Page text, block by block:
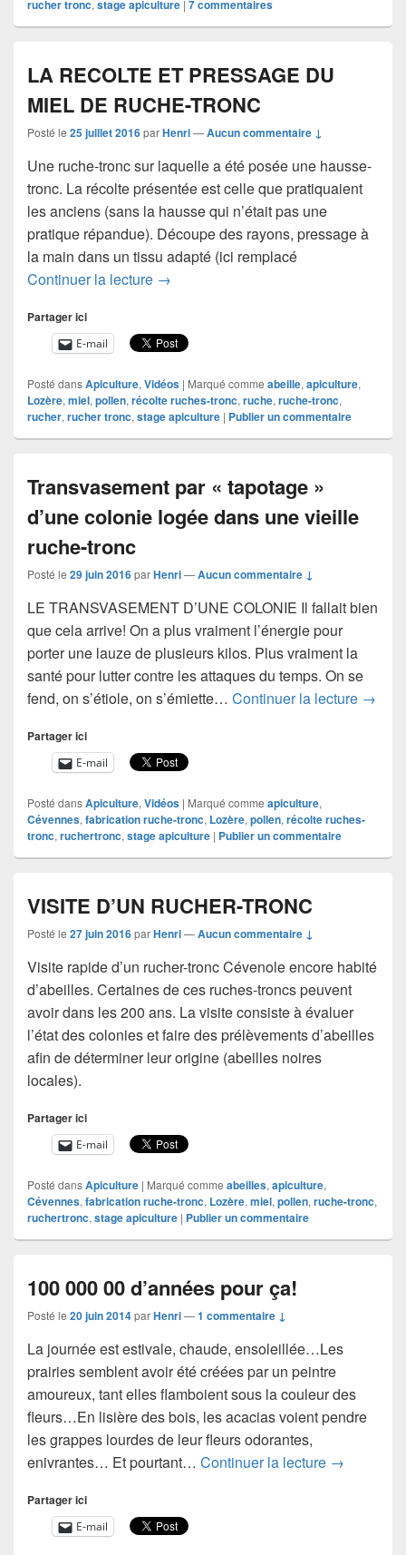
rucher tronc, stage apiculture | 7commentaires
LA RECOLTE ET PRESSAGE DU
MIEL DE RUCHE-TRONC
Posté le 25 juillet 2016parHenri—Aucun commentaire ↓
Une ruche-tronc sur laquelle a été posée une hausse-
tronc. La récolte présentée est celle que pratiquaient
les anciens (sans la hausse qui n’était pas une
pratique répandue). Découpe des rayons, pressage à
la main dans un tissu adapté (ici remplacé
Continuer la lecture LA RECOLTE ET PRESSAGE DU
→
Partager ici
E-mail
Posté dansApiculture, Vidéos | Marqué comme abeille, apiculture,
Lozère, miel, pollen, récolte ruches-tronc, ruche, ruche-tronc,
rucher, rucher tronc, stage apiculture | Publier un commentaire
Transvasement par « tapotage »
d’une colonie logée dans une vieille
ruche-tronc
Posté le 29 juin 2016parHenri—Aucun commentaire ↓
LE TRANSVASEMENT D’UNE COLONIE Il fallait bien
que cela arrive! On a plus vraiment l’énergie pour
porter une lauze de plusieurs kilos. Plus vraiment la
santé pour lutter contre les attaques du temps. On se
fend, on s’étiole, on s’émiette… Continuer la lecture →
Partager ici
E-mail
Posté dansApiculture, Vidéos | Marqué comme apiculture,
Cévennes, fabrication ruche-tronc, Lozère, pollen, récolte ruches-
tronc, ruchertronc, stage apiculture | Publier un commentaire
VISITE D’UN RUCHER-TRONC
Posté le 27 juin 2016parHenri—Aucun commentaire ↓
Visite rapide d’un rucher-tronc Cévenole encore habité
d’abeilles. Certaines de ces ruches-troncs peuvent
avoir dans les 200 ans. La visite consiste à évaluer
l’état des colonies et faire des prélèvements d’abeilles
afin de déterminer leur origine (abeilles noires
locales).
Partager ici
E-mail
Posté dansApiculture | Marqué comme abeilles, apiculture,
Cévennes, fabrication ruche-tronc, Lozère, miel, pollen, ruche-tronc,
ruchertronc, stage apiculture | Publier un commentaire
100 000 00 d’années pour ça!
Posté le 20 juin 2014parHenri—1 commentaire ↓
La journée est estivale, chaude, ensoleillée…Les
prairies semblent avoir été créées par un peintre
amoureux, tant elles flamboient sous la couleur des
fleurs…En lisière des bois, les acacias voient pendre
les grappes lourdes de leur fleurs odorantes,
enivrantes… Et pourtant… Continuer la lecture 100 000
→
Partager ici
E-mail